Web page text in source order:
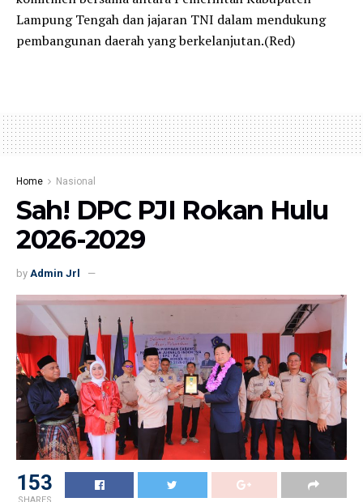
Lampung Tengah dan jajaran TNI dalam mendukung
pembangunan daerah yang berkelanjutan.(Red)
Home Nasional
Sah! DPC PJI Rokan Hulu
2026-2029
by Admin Jrl
153